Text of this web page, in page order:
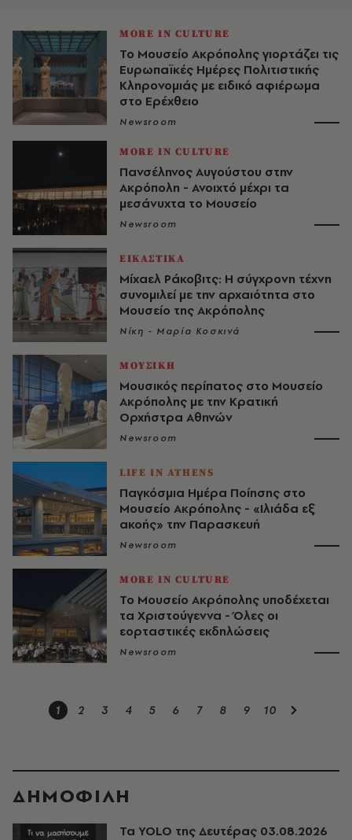
MORE IN CULTURE
Το Μουσείο Ακρόπολης γιορτάζει τις
Ευρωπαϊκές Ημέρες Πολιτιστικής
Κληρονομιάς με ειδικό αφιέρωμα
στο Ερέχθειο
Newsroom
MORE IN CULTURE
Πανσέληνος Αυγούστου στην
Ακρόπολη - Ανοιχτό μέχρι τα
μεσάνυχτα το Μουσείο
Newsroom
ΕΙΚΑΣΤΙΚΑ
Μίχαελ Ράκοβιτς: Η σύγχρονη τέχνη
συνομιλεί με την αρχαιότητα στο
Μουσείο της Ακρόπολης
Νίκη - Μαρία Κοσκινά
ΜΟΥΣΙΚΗ
Μουσικός περίπατος στο Μουσείο
Ακρόπολης με την Κρατική
Ορχήστρα Αθηνών
Newsroom
LIFE IN ATHENS
Παγκόσμια Ημέρα Ποίησης στο
Μουσείο Ακρόπολης - «Ιλιάδα εξ
ακοής» την Παρασκευή
Newsroom
MORE IN CULTURE
Το Μουσείο Ακρόπολης υποδέχεται
τα Χριστούγεννα - Όλες οι
εορταστικές εκδηλώσεις
Newsroom
1 2 3 4 5 6 7 8 9 10
ΔΗΜΟΦΙΛΗ
Τα YOLO της Δευτέρας 03.08.2026